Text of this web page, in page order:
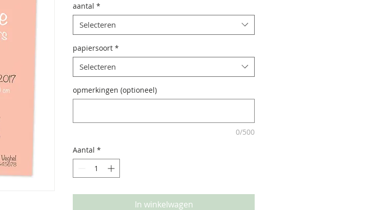
aantal *
Selecteren
papiersoort *
Selecteren
opmerkingen (optioneel)
0/500
Aantal *
In winkelwagen